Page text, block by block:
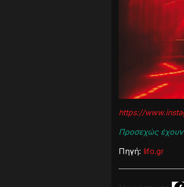
https://
Προσεχώς έχουν
Πηγή: lifo.gr